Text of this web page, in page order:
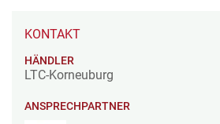
KONTAKT
HÄNDLER
LTC-Korneuburg
ANSPRECHPARTNER